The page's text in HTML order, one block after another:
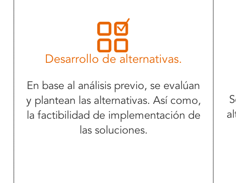
Desarrollo de alternativas.
En base al análisis previo, se evalúan
y plantean las alternativas. Así como,
la factibilidad de implementación de
las soluciones.